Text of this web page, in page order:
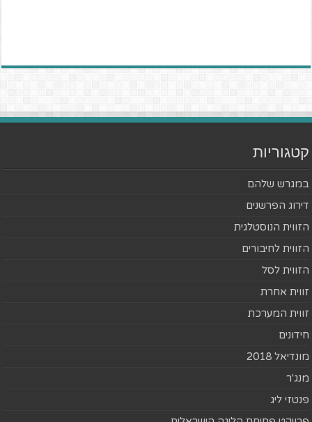
קטגוריות
במגרש שלהם
דירוג הפרשנים
הזווית הנוסטלגית
הזווית לחיבורים
הזווית לסל
זווית אחרת
זווית המערכת
חידונים
מונדיאל 2018
מנג'ר
פנטזי ליג